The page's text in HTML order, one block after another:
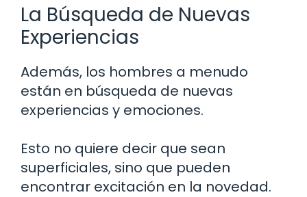
La Búsqueda de Nuevas
Experiencias
Además, los hombres a menudo
están en búsqueda de nuevas
experiencias y emociones.
Esto no quiere decir que sean
superficiales, sino que pueden
encontrar excitación en la novedad.